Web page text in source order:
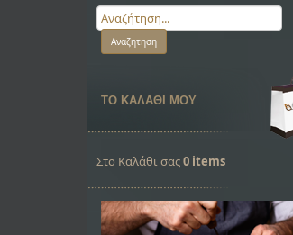
ΤΟ ΚΑΛΑΘΙ ΜΟΥ
Στο Καλάθι σας0 items